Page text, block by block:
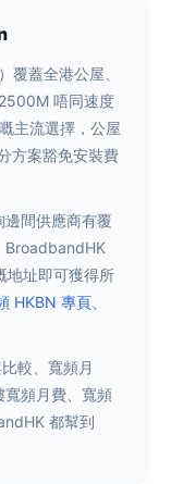
蓋全港公屋、
唔同速度
主流選擇，公屋
方案豁免安裝費
邊間供應商有覆
BroadbandHK
地址即可獲得所
HKBN 專頁
較、寬頻月
寬頻月費、寬頻
都幫到